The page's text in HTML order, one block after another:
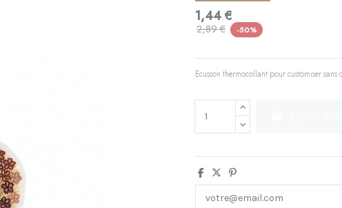
1,44 €
2,89 € -50%
Ecusson thermocollant pour customiser sans